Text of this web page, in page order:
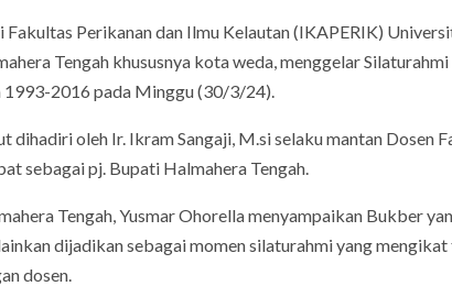
Fakultas Perikanan dan Ilmu Kelautan (IKAPERIK)
Tengah khususnya kota weda, menggelar Silaturahmi
1993-2016 pada Minggu (30/3/24).
dihadiri oleh Ir. Ikram Sangaji, M.si selaku mantan Dosen
sebagai pj. Bupati Halmahera Tengah.
Tengah, Yusmar Ohorella menyampaikan Bukber
dijadikan sebagai momen silaturahmi yang
dosen.